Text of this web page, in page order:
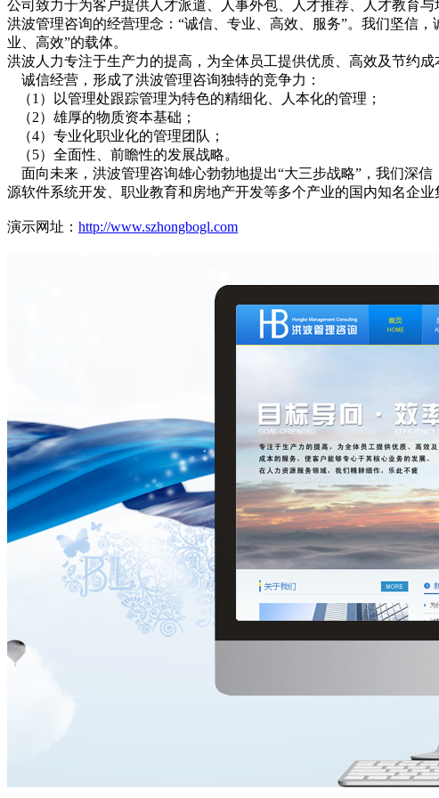
公司致力于为客户提供人才派遣、人事外包、人才推荐、人才教育
洪波管理咨询的经营理念：“诚信、专业、高效、服务”。我们坚信
业、高效”的载体。
洪波人力专注于生产力的提高，为全体员工提供优质、高效及节约
诚信经营，形成了洪波管理咨询独特的竞争力：
（1）以管理处跟踪管理为特色的精细化、人本化的管理；
（2）雄厚的物质资本基础；
（4）专业化职业化的管理团队；
（5）全面性、前瞻性的发展战略。
面向未来，洪波管理咨询雄心勃勃地提出“大三步战略”，我们深
源软件系统开发、职业教育和房地产开发等多个产业的国内知名企业
演示网址： http://www.szhongbogl.com